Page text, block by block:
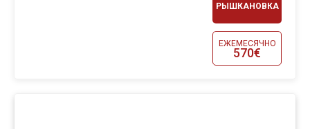
РЫШКАНОВКА
ЕЖЕМЕСЯЧНО
570€